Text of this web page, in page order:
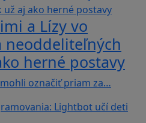
a Lízy vo
neoddeliteľných
herné postavy
označiť priam za…